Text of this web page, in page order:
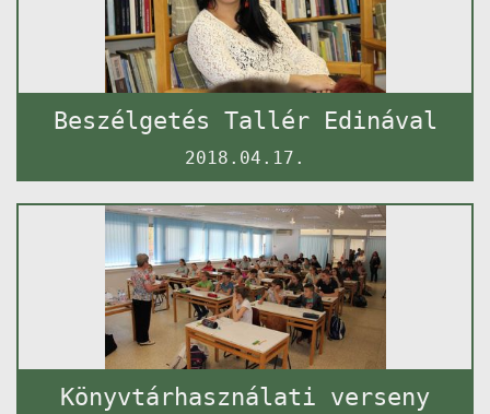
Beszélgetés Tallér Edinával
2018.04.17.
Könyvtárhasználati verseny